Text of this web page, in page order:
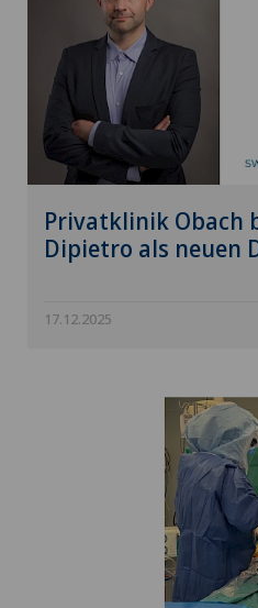
Privatklinik Obach
Dipietro als neuen
17.12.2025